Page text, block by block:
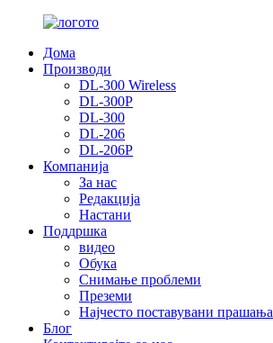
Дома
Производи
DL-300 Wireless
DL-300P
DL-300
DL-206
DL-206P
Компанија
За нас
Редакција
Настани
Поддршка
видео
Обука
Снимање проблеми
Преземи
Најчесто поставувани прашања
Блог